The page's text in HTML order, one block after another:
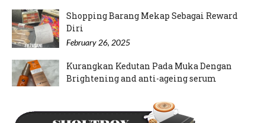
Shopping Barang Mekap Sebagai Reward
Diri
February 26, 2025
Kurangkan Kedutan Pada Muka Dengan
Brightening and anti-ageing serum
Mood Rajin Nak Pakai Inai Kuku